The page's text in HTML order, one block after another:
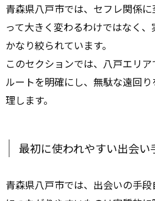
青森県八戸市では、セフレ関係
って大きく変わるわけではなく
かなり絞られています。
このセクションでは、八戸エリ
ルートを明確にし、無駄な遠回
理します。
最初に使われやすい出会い
青森県八戸市では、出会いの手